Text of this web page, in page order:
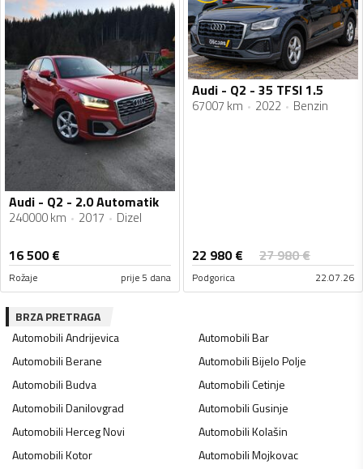
Audi - Q2 - 2.0 Automatik
240000 km 2017 Dizel
16 500€
Rožaje prije 5 dana
Audi - Q2 - 35 TFSI 1.5
67007 km 2022 Benzin
22 980€ 27 980€
Podgorica 22.07.26
BRZA PRETRAGA
AutomobiliAndrijevica AutomobiliBar
AutomobiliBerane AutomobiliBijelo Polje
AutomobiliBudva AutomobiliCetinje
AutomobiliDanilovgrad AutomobiliGusinje
AutomobiliHerceg Novi AutomobiliKolašin
AutomobiliKotor AutomobiliMojkovac